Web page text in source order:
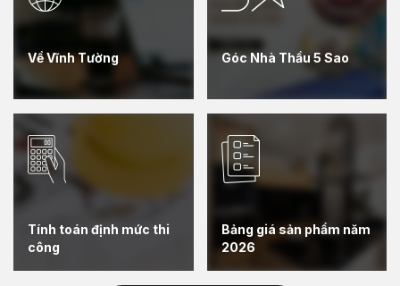
Về Vĩnh Tường Góc Nhà Thầu 5 Sao
Tính toán định mức thi
công
Bảng giá sản phẩm năm
2026